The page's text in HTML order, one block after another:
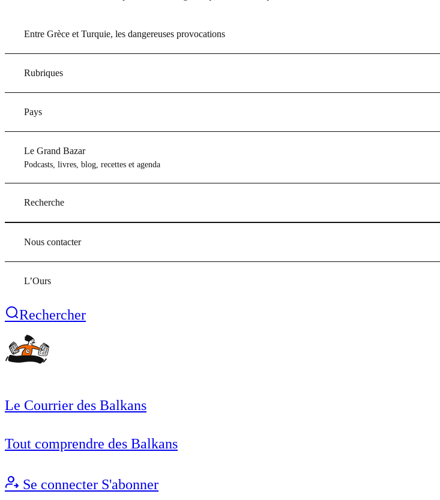
Entre Grèce et Turquie, les dangereuses provocations
Rubriques
Pays
Le Grand Bazar
Podcasts, livres, blog, recettes et agenda
Recherche
Nous contacter
L’Ours
Rechercher
Le Courrier des Balkans
Tout comprendre des Balkans
Se connecter S'abonner